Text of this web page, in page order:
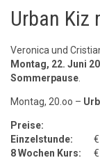
Urban Kiz
Veronica und
Montag, 22. Juni
Sommerpause.
Montag, 20.oo –
Preise:
Einzelstunde:
8 Wochen Kurs: